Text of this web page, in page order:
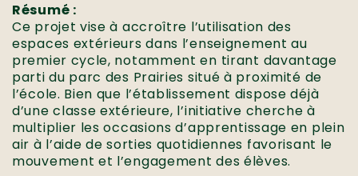
Résumé :
Ce projet vise à accroître l’utilisation des
espaces extérieurs dans l’enseignement au
premier cycle, notamment en tirant davantage
parti du parc des Prairies situé à proximité de
l’école. Bien que l’établissement dispose déjà
d’une classe extérieure, l’initiative cherche à
multiplier les occasions d’apprentissage en plein
air à l’aide de sorties quotidiennes favorisant le
mouvement et l’engagement des élèves.